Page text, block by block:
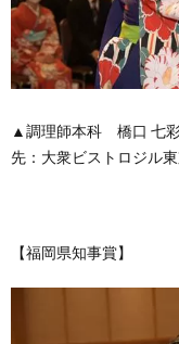
▲調理師本科 橋口 七彩
先：大衆ビストロジル東
【福岡県知事賞】